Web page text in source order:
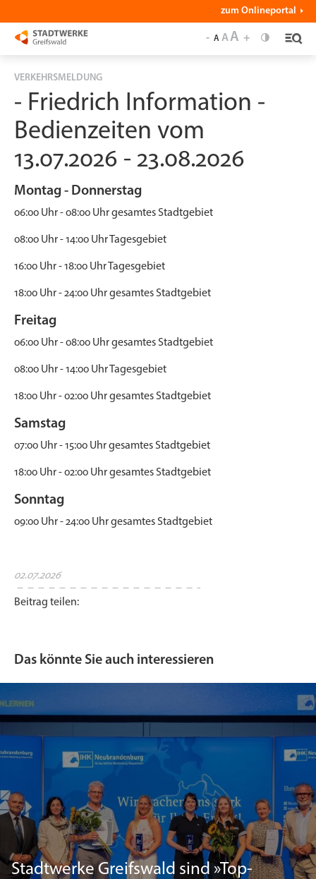
VERKEHRSMELDUNG
- Friedrich Information -
Bedienzeiten vom
13.07.2026 - 23.08.2026
02.07.2026
Beitrag teilen:
Montag - Donnerstag
06:00 Uhr - 08:00 Uhr gesamtes Stadtgebiet
08:00 Uhr - 14:00 Uhr Tagesgebiet
16:00 Uhr - 18:00 Uhr Tagesgebiet
18:00 Uhr - 24:00 Uhr gesamtes Stadtgebiet
Freitag
06:00 Uhr - 08:00 Uhr gesamtes Stadtgebiet
08:00 Uhr - 14:00 Uhr Tagesgebiet
18:00 Uhr - 02:00 Uhr gesamtes Stadtgebiet
Samstag
07:00 Uhr - 15:00 Uhr gesamtes Stadtgebiet
18:00 Uhr - 02:00 Uhr gesamtes Stadtgebiet
Sonntag
09:00 Uhr - 24:00 Uhr gesamtes Stadtgebiet
Das könnte Sie auch interessieren
Stadtwerke Greifswald sind »Top-
zum Onlineportal
- A AA +